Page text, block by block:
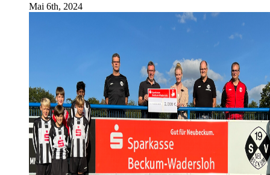
Mai 6th, 2024